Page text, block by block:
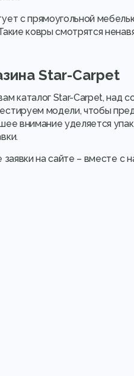
с прямоугольной
ковры смотрятся
Star-Carpet
каталог Star-Carpet, над
модели, чтобы
внимание уделяется
заявки на сайте – вместе